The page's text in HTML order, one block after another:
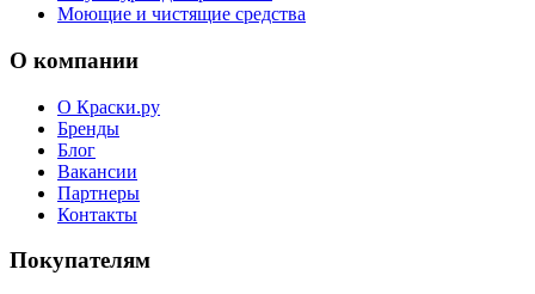
Моющие и чистящие средства
О компании
О Краски.ру
Бренды
Блог
Вакансии
Партнеры
Контакты
Покупателям